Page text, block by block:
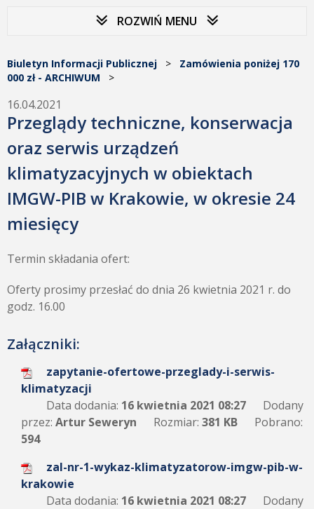
ROZWIŃ MENU
Biuletyn Informacji Publicznej > Zamówienia poniżej 170
000 zł - ARCHIWUM >
16.04.2021
Przeglądy techniczne, konserwacja
oraz serwis urządzeń
klimatyzacyjnych w obiektach
IMGW-PIB w Krakowie, w okresie 24
miesięcy
Termin składania ofert:
Oferty prosimy przesłać do dnia 26 kwietnia 2021 r. do
godz. 16.00
Załączniki:
zapytanie-ofertowe-przeglady-i-serwis-
klimatyzacji
Data dodania: 16 kwietnia 2021 08:27
Dodany
przez: Artur Seweryn Rozmiar: 381 KB
Pobrano:
594
zal-nr-1-wykaz-klimatyzatorow-imgw-pib-w-
krakowie
Data dodania: 16 kwietnia 2021 08:27
Dodany